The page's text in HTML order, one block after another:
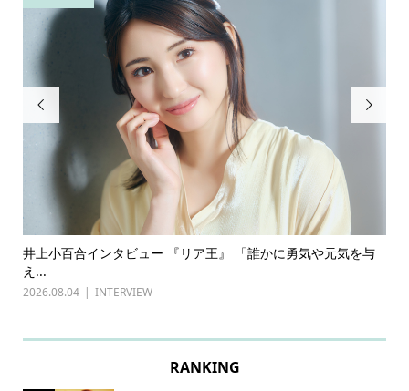

古川雄輝×長野凌大（原因は自分にある。）インタビュー
『普通...
2026.07.27 INTERVIEW

RANKING